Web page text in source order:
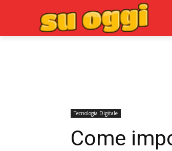
Tecnologia Digitale
Come